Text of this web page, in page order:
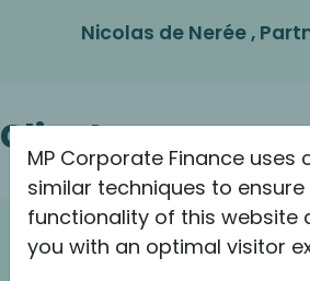
MP Corporate Finance uses
similar techniques to
functionality of this website
you with an optimal visitor
Nicolas de Nerée ,
Clientes
Soluciones
inversores